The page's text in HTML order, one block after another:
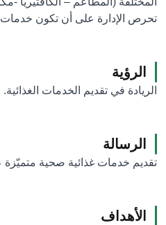
تحرص الإدارة على أن تكون
الرؤية
الريادة في تقديم الخدمات الغذائية.
الرسالة
تقديم خدمات غذائية صحية متميّزة
الأهداف